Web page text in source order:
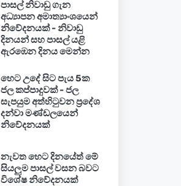
පාසල් නිවාඩු ගැන
අධ්‍යාපන අමාත්‍යාංශයෙන්
නිවේදනයක් - නිවාඩු
දිනයන් සහ පාසල් යළි
ඇරඹෙන දිනය මෙන්න
හෙට උදේ සිට පැය 5ක
ජල කප්පාදුවක් - ජල
සැපයුම අත්හිටුවන ප්‍රදේශ
දන්වා මණ්ඩලයෙන්
නිවේදනයක්
නැවත හෙට දිනයේත් මේ
සියලුම පාසල් වසන බවට
විශේෂ නිවේදනයක්